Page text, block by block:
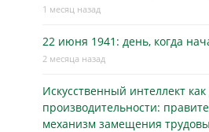
1 месяц назад
22 июня 1941: день, когда
2 месяца назад
Искусственный интеллект
производительности:
механизм замещения